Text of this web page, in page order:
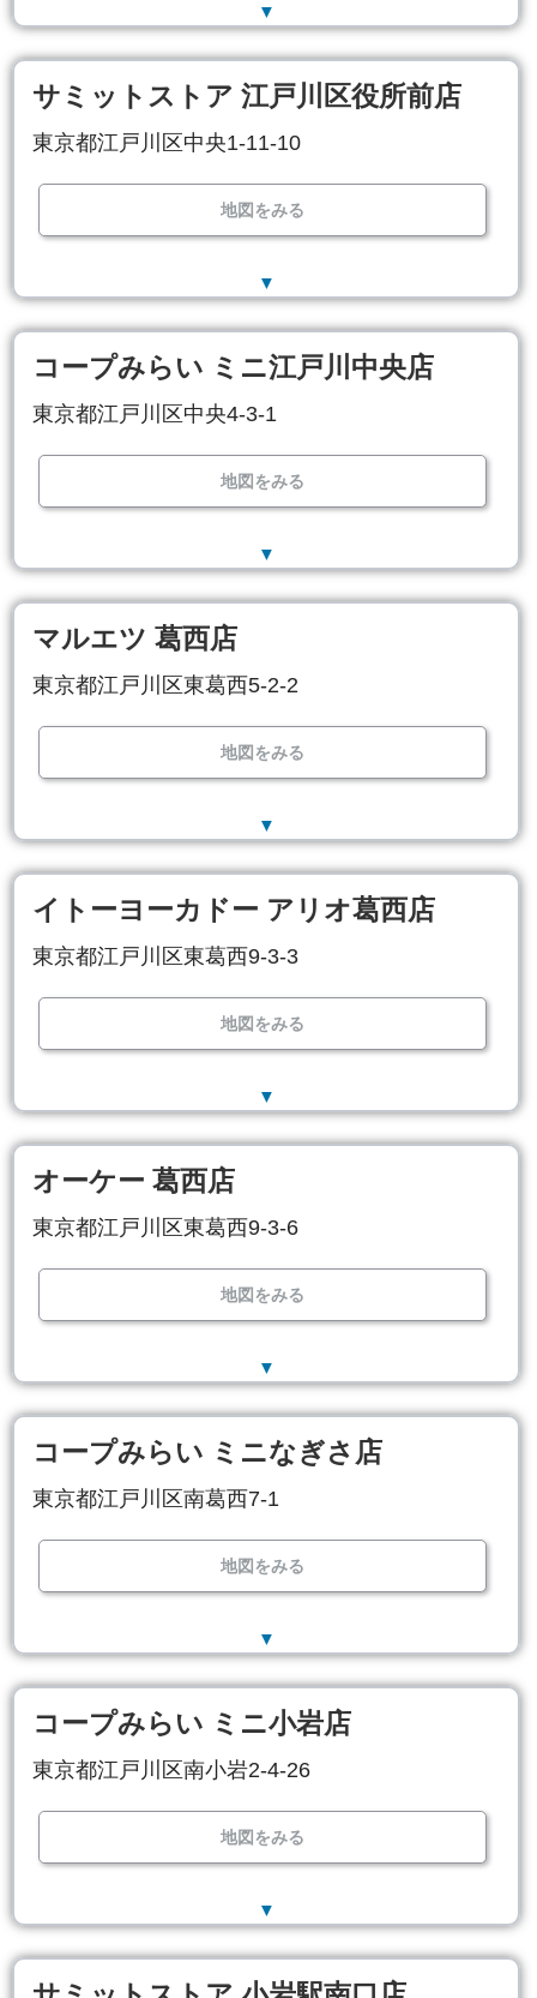
▼
サミットストア 江戸川区役所前店
東京都江戸川区中央1-11-10
地図をみる
▼
コープみらい ミニ江戸川中央店
東京都江戸川区中央4-3-1
地図をみる
▼
マルエツ 葛西店
東京都江戸川区東葛西5-2-2
地図をみる
▼
イトーヨーカドー アリオ葛西店
東京都江戸川区東葛西9-3-3
地図をみる
▼
オーケー 葛西店
東京都江戸川区東葛西9-3-6
地図をみる
▼
コープみらい ミニなぎさ店
東京都江戸川区南葛西7-1
地図をみる
▼
コープみらい ミニ小岩店
東京都江戸川区南小岩2-4-26
地図をみる
▼